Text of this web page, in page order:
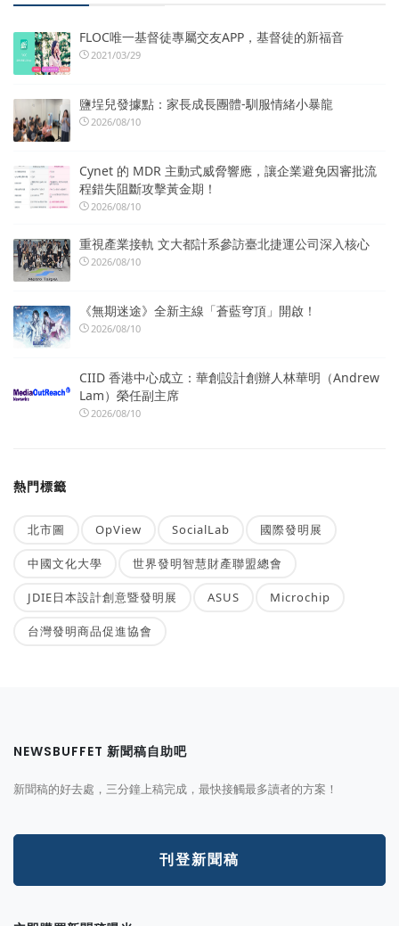
FLOC唯一基督徒專屬交友APP，基督徒的新福音
2021/03/29
鹽埕兒發據點：家長成長團體-馴服情緒小暴龍
2026/08/10
Cynet 的 MDR 主動式威脅響應，讓企業避免因審批流
程錯失阻斷攻擊黃金期！
2026/08/10
重視產業接軌 文大都計系參訪臺北捷運公司深入核心
2026/08/10
《無期迷途》全新主線「蒼藍穹頂」開啟！
2026/08/10
CIID 香港中心成立：華創設計創辦人林華明（Andrew
Lam）榮任副主席
2026/08/10
熱門標籤
北市圖 OpView SocialLab 國際發明展
中國文化大學 世界發明智慧財產聯盟總會
JDIE日本設計創意暨發明展 ASUS Microchip
台灣發明商品促進協會
NEWSBUFFET 新聞稿自助吧
新聞稿的好去處，三分鐘上稿完成，最快接觸最多讀者的方案！
刊登新聞稿